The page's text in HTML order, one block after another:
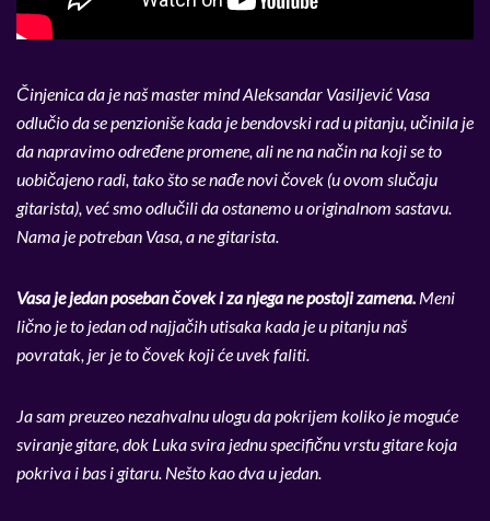
Činjenica da je naš master mind Aleksandar Vasiljević Vasa
odlučio da se penzioniše kada je bendovski rad u pitanju, učinila je
da napravimo određene promene, ali ne na način na koji se to
uobičajeno radi, tako što se nađe novi čovek (u ovom slučaju
gitarista), već smo odlučili da ostanemo u originalnom sastavu.
Nama je potreban Vasa, a ne gitarista.
Vasa je jedan poseban čovek i za njega ne postoji zamena. Meni
lično je to jedan od najjačih utisaka kada je u pitanju naš
povratak, jer je to čovek koji će uvek faliti.
Ja sam preuzeo nezahvalnu ulogu da pokrijem koliko je moguće
sviranje gitare, dok Luka svira jednu specifičnu vrstu gitare koja
pokriva i bas i gitaru. Nešto kao dva u jedan.